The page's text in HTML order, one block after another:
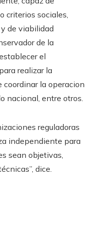
criterios sociales,
de viabilidad
de la
el
realizar la
la operacion
nacional, entre otros.
reguladoras
independiente para
sean objetivas,
dice.